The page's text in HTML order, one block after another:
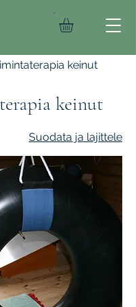
keinut
keinut
Suodata ja lajittele